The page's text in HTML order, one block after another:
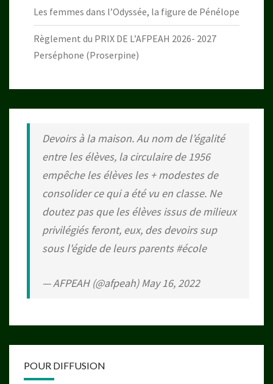
Les femmes dans l’Odyssée, la figure de Pénélope
Règlement du PRIX DE L’AFPEAH 2026- 2027
Perséphone (Proserpine)
Devoirs à la maison. Au nom de l’égalité
entre les élèves, la circulaire de 1956
empêche les élèves les + modestes de
consolider ce qui a été vu en classe. Ne
doutez pas que les élèves issus de milieux
privilégiés feront, eux, des devoirs sup
sous l'égide de leurs parents#école
— AFPEAH (@afpeah)May 16, 2022
POUR DIFFUSION